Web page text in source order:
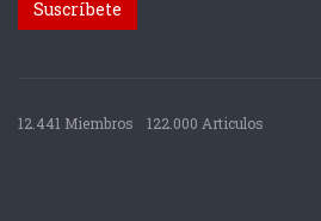
12.441 Miembros 122.000 Articulos